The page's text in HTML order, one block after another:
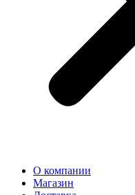
О компании
Магазин